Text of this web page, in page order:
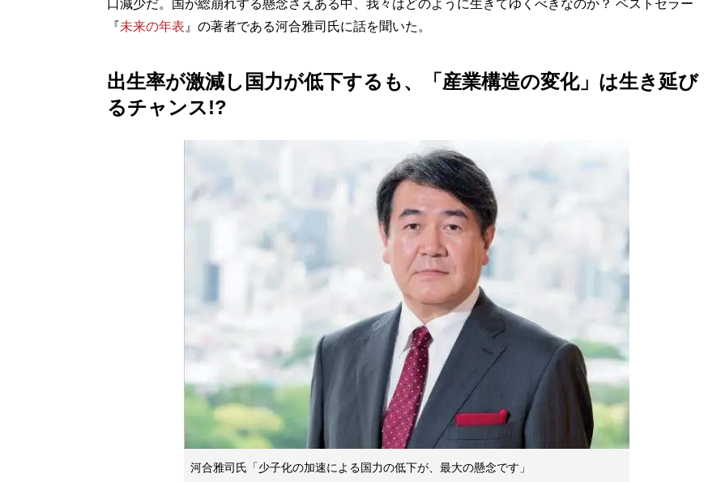
口減少だ。国が総崩れする懸念さえある中、我々はどのように生きてゆくべきなのか？ ベストセラー
『未来の年表 』の著者である河合雅司氏に話を聞いた。
出生率が激減し国力が低下するも、「産業構造の変化」は生き延び
るチャンス!?
河合雅司氏「少子化の加速による国力の低下が、最大の懸念です」